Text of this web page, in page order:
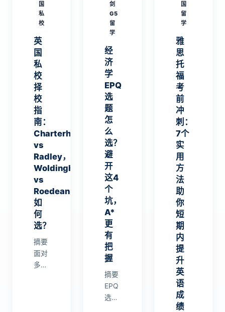
vs
Radl
Wold
ingha
m vs
Roed
ean
，如
何
选？
国
私
校
英
国
私
校
择
校
指
南：
Charterhouse
vs
Radley，
Woldingham
vs
Roedean，
如
何
选？
摘要
面对
多所
坑，
A*更
有把
剑
G5
留
学
经
济
学
EPQ
选
题
怎
么
选？
避
开
这4
个
坑，
A*
更
有
把
握
摘要
EPQ
选题
你短
期内
英语
成绩
国
留
学
雅
思
托
福
考
前
冲
刺：
7个
实
用
方
法
助
你
短
期
内
提
升
英
语
成
绩